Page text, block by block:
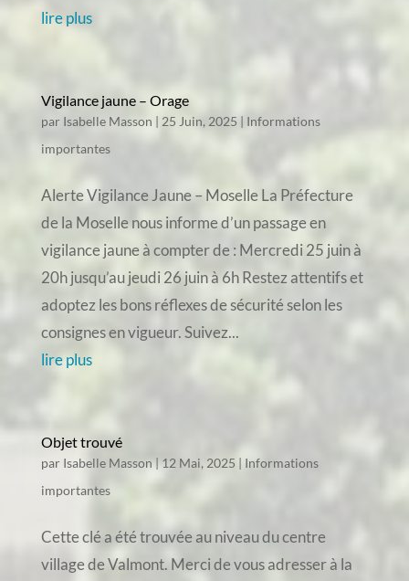
lire plus
Vigilance jaune – Orage
par Isabelle Masson | 25 Juin, 2025 | Informations
importantes
Alerte Vigilance Jaune – Moselle La Préfecture
de la Moselle nous informe d’un passage en
vigilance jaune à compter de : Mercredi 25 juin à
20h jusqu’au jeudi 26 juin à 6h Restez attentifs et
adoptez les bons réflexes de sécurité selon les
consignes en vigueur. Suivez...
lire plus
Objet trouvé
par Isabelle Masson| 12 Mai, 2025 | Informations
importantes
Cette clé a été trouvée au niveau du centre
village de Valmont. Merci de vous adresser à la